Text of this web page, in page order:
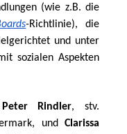
-Richtlinie), die
und unter
sozialen Aspekten
Peter Rindler, stv.
und Clarissa